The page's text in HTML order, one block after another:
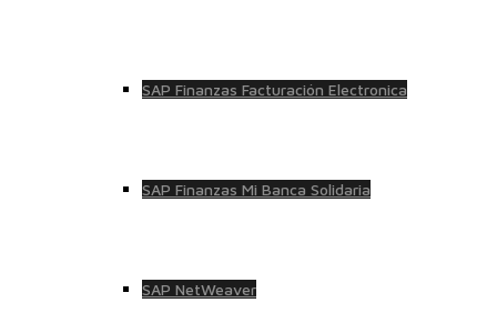
SAP Finanzas Facturación Electronica
SAP Finanzas Mi Banca Solidaria
SAP NetWeaver